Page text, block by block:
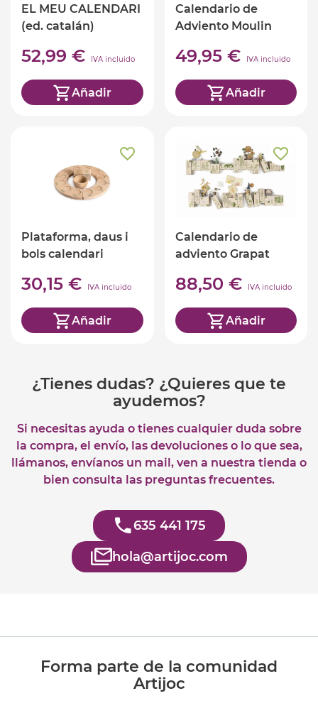
EL MEU CALENDARI
(ed. catalán)
52,99 € IVA incluido
Añadir
Calendario de
Adviento Moulin
49,95 € IVA incluido
Añadir
Plataforma, daus i
bols calendari
30,15 € IVA incluido
Añadir
Calendario de
adviento Grapat
limitada
88,50 € IVA incluido
Añadir
¿Tienes dudas? ¿Quieres que te
ayudemos?
Si necesitas ayuda o tienes cualquier duda sobre
la compra, el envío, las devoluciones o lo que sea,
llámanos, envíanos un mail, ven a nuestra tienda o
bien consulta las preguntas frecuentes.
635 441 175
hola@artijoc.com
Forma parte de la comunidad
Artijoc